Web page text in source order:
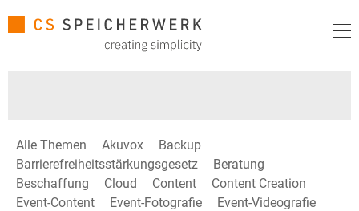
Alle Themen Akuvox
Backup
Barrierefreiheitsstärkungsgesetz
Beratung
Beschaffung
Cloud Content
Content Creation
Event-Content
Event-Fotografie
Event-Videografie